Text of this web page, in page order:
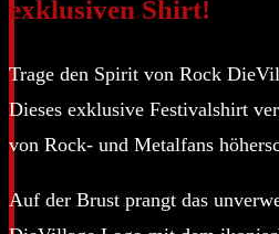
Menge
exklusiven Shirt!
Trage den Spirit von Rock
Dieses exklusive Festivalshirt
von Rock- und Metalfans
Auf der Brust prangt das